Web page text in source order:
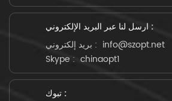
ارسل لنا عبر البريد الإلكتروني :
بريد إلكتروني : info@szopt.net
Skype : chinaopt1
تبوك :